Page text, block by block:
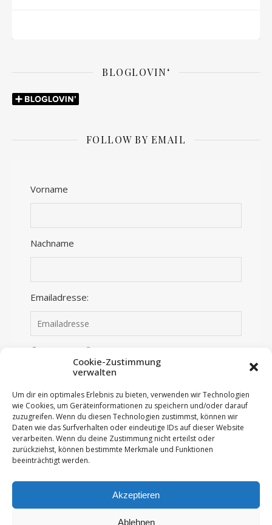
Cookie-Zustimmung
verwalten
Um dir ein optimales Erlebnis zu bieten, verwenden wir Technologien
wie Cookies, um Geräteinformationen zu speichern und/oder darauf
zuzugreifen. Wenn du diesen Technologien zustimmst, können wir
Daten wie das Surfverhalten oder eindeutige IDs auf dieser Website
verarbeiten. Wenn du deine Zustimmung nicht erteilst oder
zurückziehst, können bestimmte Merkmale und Funktionen
beeinträchtigt werden.
Akzeptieren
Ablehnen
BLOGLOVIN‘
FOLLOW BY EMAIL
Vorname
Nachname
Emailadresse:
stimme dieser zu.
© 2018 - 2026 All Rights Reserved - Im roten Schwedenhaus